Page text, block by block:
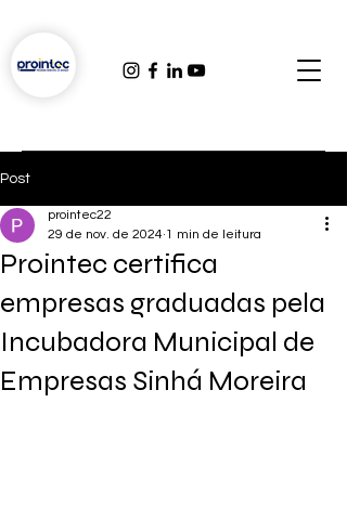
Post
Prointec certifica
empresas graduadas pela
Incubadora Municipal de
Empresas Sinhá Moreira
prointec22
29 de nov. de 2024 1 min de leitura